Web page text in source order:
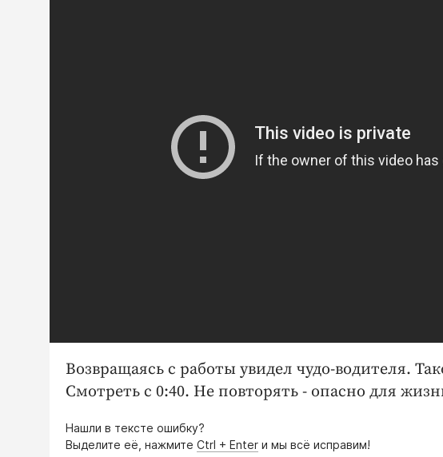
Возвращаясь с работы увидел чудо-водителя.
Смотреть с 0:40. Не повторять - опасно для
Нашли в тексте ошибку?
Выделите её, нажмите Ctrl + Enter и мы всё исправим!